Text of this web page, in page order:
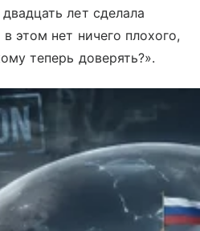
лет сделала
этом нет ничего плохого,
теперь доверять?».